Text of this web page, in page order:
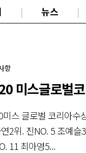
| 뉴스 |
항
미스 글로벌 코리아수
2위. 진NO. 5 조예
11 최아영5...